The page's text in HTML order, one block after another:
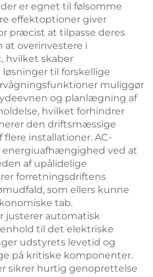
er egnet til følsomme
effektoptioner giver
præcist at tilpasse deres
at overinvestere i
hvilket skaber
til forskellige
muliggør
og planlægning af
hvilket forhindrer
den driftsmæssige
installationer. AC-
ved at
af upålidelige
forretningsdriftens
som ellers kunne
tab.
justerer automatisk
til det elektriske
udstyrets levetid og
på kritiske komponenter.
sikrer hurtig genoprettelse